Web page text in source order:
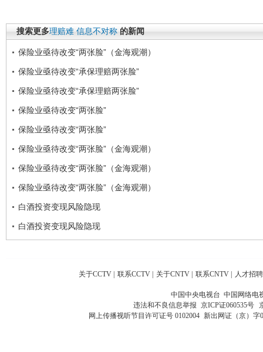
搜索更多理赔难 信息不对称 的新闻
保险业亟待改变“两张脸”（金海观潮）
保险业亟待改变“承保理赔两张脸”
保险业亟待改变“承保理赔两张脸”
保险业亟待改变“两张脸”
保险业亟待改变“两张脸”
保险业亟待改变“两张脸”（金海观潮）
保险业亟待改变“两张脸”（金海观潮）
保险业亟待改变“两张脸”（金海观潮）
白酒投资变现风险隐现
白酒投资变现风险隐现
关于CCTV | 联系CCTV | 关于CNTV | 联系CNTV | 人才招聘
中国中央电视台 中国网络电
违法和不良信息举报 京ICP证060535号
网上传播视听节目许可证号 0102004 新出网证（京）